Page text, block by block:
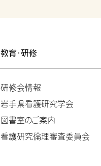
教育・研修
研修会情報
岩手県看護研究学会
図書室のご案内
看護研究倫理審査委員会